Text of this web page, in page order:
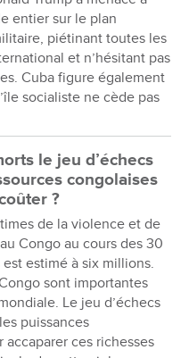
entier sur le plan
piétinant toutes les
et n’hésitant pas
Cuba figure également
socialiste ne cède pas
le jeu d’échecs
congolaises
?
de la violence et de
Congo au cours des 30
estimé à six millions.
sont importantes
Le jeu d’échecs
puissances
ces richesses